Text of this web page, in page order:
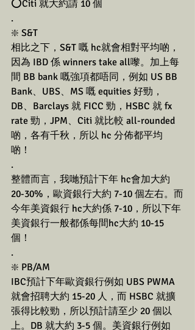
⭕️Citi 就大約請 10 個
.
❇️ S&T
相比之下，S&T 嘅 hc就會相對平均啲，
因為 IBD 係 winners take all嚟。加上每
間 BB bank 嘅強項都唔同，例如 US BB
Bank、UBS、MS 嘅 equities 好勁，
DB、Barclays 就 FICC 勁，HSBC 就 fx
rate 勁，JPM、Citi 就比較 all-rounded
啲，各有千秋，所以 hc 分佈都平均
啲！
.
整體而言，我哋預計下年 hc會加大約
20-30%，歐資銀行大約 7-10 個左右。而
今年美資銀行 hc大約係 7-10，所以下年
美資銀行一般都係每間hc大約 10-15
個！
.
❇️ PB/AM
IBC預計下年歐資銀行例如 UBS PWMA
就會招聘大約 15-20 人，而 HSBC 就擴
張得比較勁，所以預計請至少 20 個以
上。DB 就大約 3-5 個。美資銀行例如